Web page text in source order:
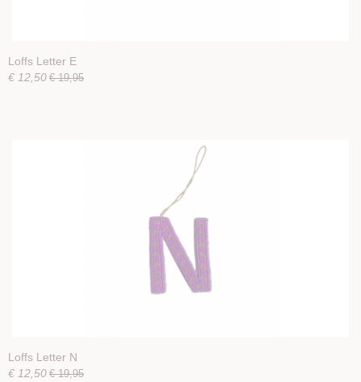
Loffs Letter E
€ 12,50 € 19,95
Loffs Letter N
€ 12,50 € 19,95